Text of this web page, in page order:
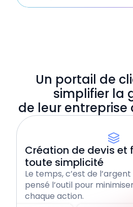
Intégrations &
Application mobile
Éditeur de facture
Un portail de
simplifier la
de leur
Création de devis et
toute simplicité
Le temps, c’est de
pensé l’outil pour
chaque action.